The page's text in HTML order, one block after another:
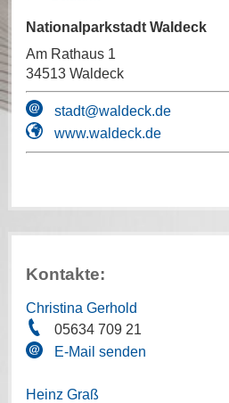
Nationalparkstadt Waldeck
Am Rathaus 1
34513 Waldeck
stadt@waldeck.de
www.waldeck.de
Kontakte:
Christina Gerhold
05634 709 21
E-Mail senden
Heinz Graß